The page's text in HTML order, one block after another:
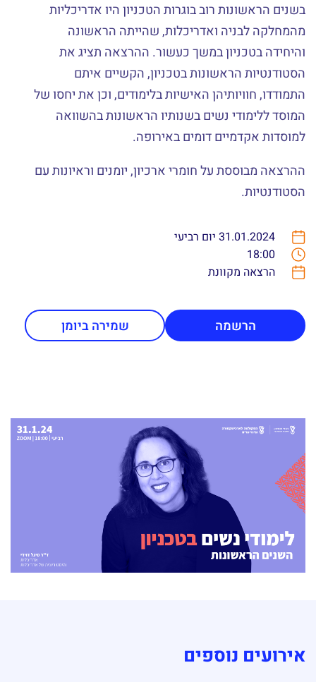
בשנים הראשונות רוב בוגרות הטכניון היו אדריכליות
מהמחלקה לבניה ואדריכלות, שהייתה הראשונה
והיחידה בטכניון במשך כעשור. ההרצאה תציג את
הסטודנטיות הראשונות בטכניון, הקשיים איתם
התמודדו, חוויותיהן האישיות בלימודים, וכן את יחסו של
המוסד ללימודי נשים בשנותיו הראשונות בהשוואה
למוסדות אקדמיים דומים באירופה.
ההרצאה מבוססת על חומרי ארכיון, יומנים וראיונות עם
הסטודנטיות.
31.01.2024 יום רביעי
18:00
הרצאה מקוונת
הרשמה שמירה ביומן
אירועים נוספים